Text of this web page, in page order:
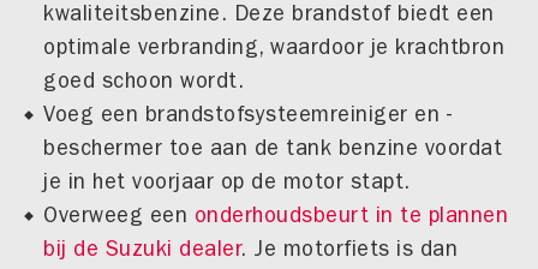
kwaliteitsbenzine. Deze brandstof biedt een
optimale verbranding, waardoor je krachtbron
goed schoon wordt.
Voeg een brandstofsysteemreiniger en -
beschermer toe aan de tank benzine voordat
je in het voorjaar op de motor stapt.
Overweeg een ​​ onderhoudsbeurt in te plannen
bij de Suzuki dealer. Je motorfiets is dan